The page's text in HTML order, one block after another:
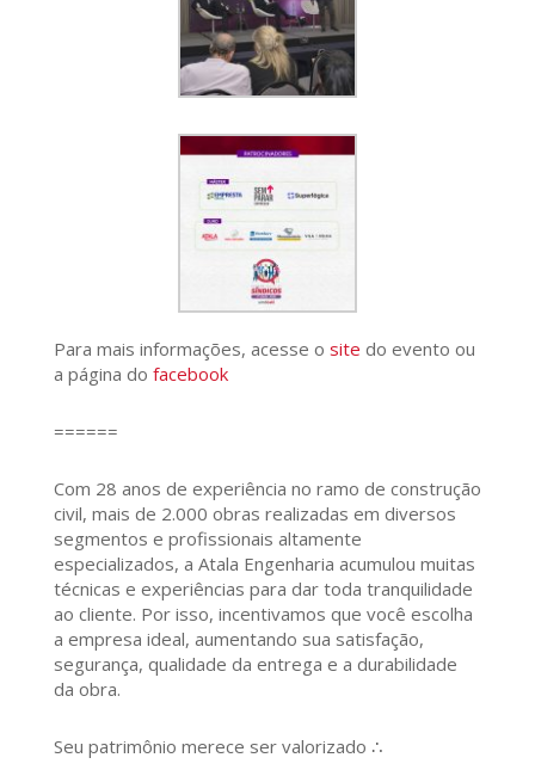
Para mais informações, acesse o site do evento ou
a página do facebook
======
Com 28 anos de experiência no ramo de construção
civil, mais de 2.000 obras realizadas em diversos
segmentos e profissionais altamente
especializados, a Atala Engenharia acumulou muitas
técnicas e experiências para dar toda tranquilidade
ao cliente. Por isso, incentivamos que você escolha
a empresa ideal, aumentando sua satisfação,
segurança, qualidade da entrega e a durabilidade
da obra.
Seu patrimônio merece ser valorizado ∴